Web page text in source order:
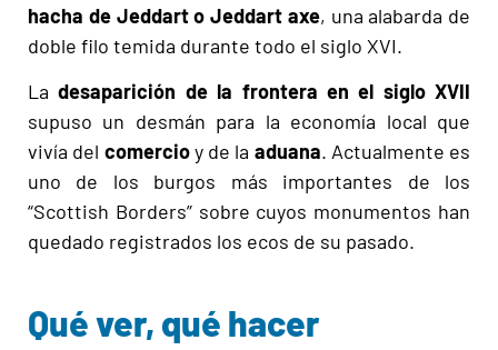
hacha de Jeddart o Jeddart axe, una alabarda de
doble filo temida durante todo el siglo XVI.
Ladesaparición de la frontera en el siglo XVII
supuso un desmán para la economía local que
vivía del comercioy de la aduana. Actualmente es
uno de los burgos más importantes de los
“Scottish Borders” sobre cuyos monumentos han
quedado registrados los ecos de su pasado.
Qué ver, qué hacer